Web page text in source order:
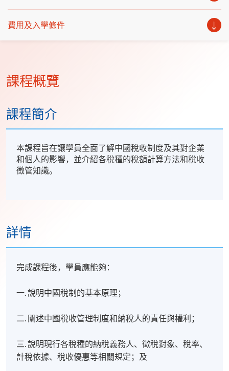
subject certificate for Paper 2 “Hong Kong Tax”, Paper
3 “International Tax” and Paper 4 “PRC Tax”."
費用及入學條件
課程概覽
課程簡介
本課程旨在讓學員全面了解中國稅收制度及其對企業
和個人的影響，並介紹各稅種的稅額計算方法和稅收
徵管知識。
詳情
完成課程後，學員應能夠：
一. 說明中國稅制的基本原理；
二. 闡述中國稅收管理制度和納稅人的責任與權利；
三. 說明現行各稅種的納稅義務人、徵稅對象、稅率、
計稅依據、稅收優惠等相關規定；及